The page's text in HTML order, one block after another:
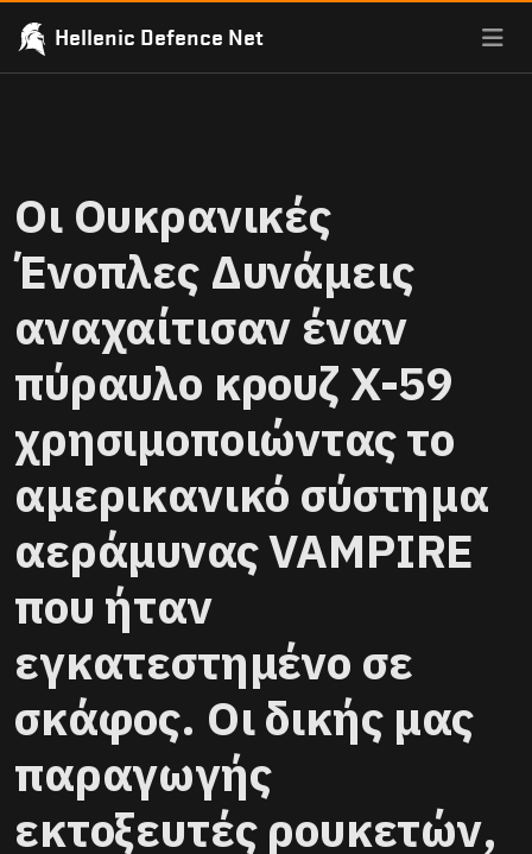
Hellenic Defence Net
Οι Ουκρανικές
Ένοπλες Δυνάμεις
αναχαίτισαν έναν
πύραυλο κρουζ X-59
χρησιμοποιώντας το
αμερικανικό σύστημα
αεράμυνας VAMPIRE
που ήταν
εγκατεστημένο σε
σκάφος. Οι δικής μας
παραγωγής
εκτοξευτές ρουκετών,